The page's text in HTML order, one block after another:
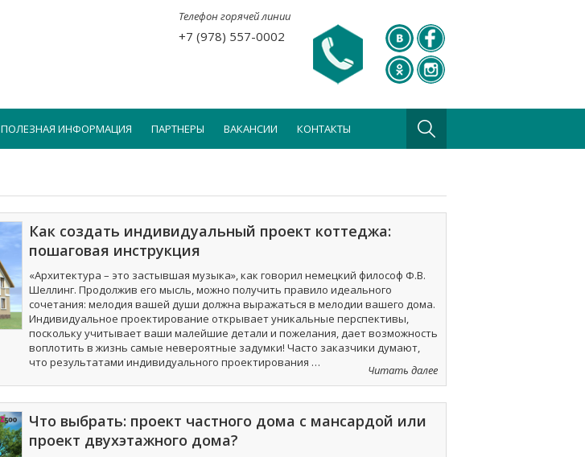
Телефон горячей линии
+7 (978) 557-0002
ПОЛЕЗНАЯ ИНФОРМАЦИЯ ПАРТНЕРЫ ВАКАНСИИ КОНТАКТЫ
Как создать индивидуальный проект коттеджа:
пошаговая инструкция
«Архитектура – это застывшая музыка», как говорил немецкий философ Ф.В.
Шеллинг. Продолжив его мысль, можно получить правило идеального
сочетания: мелодия вашей души должна выражаться в мелодии вашего дома.
Индивидуальное проектирование открывает уникальные перспективы,
поскольку учитывает ваши малейшие детали и пожелания, дает возможность
воплотить в жизнь самые невероятные задумки! Часто заказчики думают,
что результатами индивидуального проектирования …
Читать далее«Как
создать
Что выбрать: проект частного дома с мансардой или
проект двухэтажного дома?